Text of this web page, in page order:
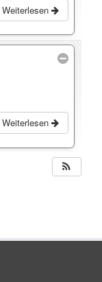
Weiterlesen
Weiterlesen